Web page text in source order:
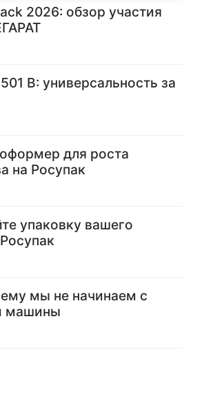
2026: обзор участия
B: универсальность за
для роста
на Росупак
упаковку вашего
мы не начинаем с
машины